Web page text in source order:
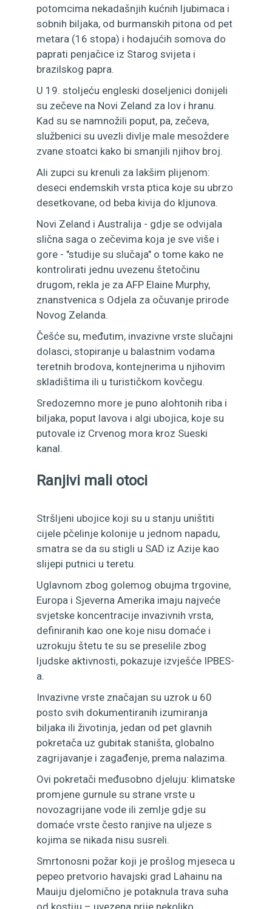
potomcima nekadašnjih kućnih ljubimaca i
sobnih biljaka, od burmanskih pitona od pet
metara (16 stopa) i hodajućih somova do
paprati penjačice iz Starog svijeta i
brazilskog papra.
U 19. stoljeću engleski doseljenici donijeli
su zečeve na Novi Zeland za lov i hranu.
Kad su se namnožili poput, pa, zečeva,
službenici su uvezli divlje male mesoždere
zvane stoatci kako bi smanjili njihov broj.
Ali zupci su krenuli za lakšim plijenom:
deseci endemskih vrsta ptica koje su ubrzo
desetkovane, od beba kivija do kljunova.
Novi Zeland i Australija - gdje se odvijala
slična saga o zečevima koja je sve više i
gore - "studije su slučaja" o tome kako ne
kontrolirati jednu uvezenu štetočinu
drugom, rekla je za AFP Elaine Murphy,
znanstvenica s Odjela za očuvanje prirode
Novog Zelanda.
Češće su, međutim, invazivne vrste slučajni
dolasci, stopiranje u balastnim vodama
teretnih brodova, kontejnerima u njihovim
skladištima ili u turističkom kovčegu.
Sredozemno more je puno alohtonih riba i
biljaka, poput lavova i algi ubojica, koje su
putovale iz Crvenog mora kroz Sueski
kanal.
Ranjivi mali otoci
Stršljeni ubojice koji su u stanju uništiti
cijele pčelinje kolonije u jednom napadu,
smatra se da su stigli u SAD iz Azije kao
slijepi putnici u teretu.
Uglavnom zbog golemog obujma trgovine,
Europa i Sjeverna Amerika imaju najveće
svjetske koncentracije invazivnih vrsta,
definiranih kao one koje nisu domaće i
uzrokuju štetu te su se preselile zbog
ljudske aktivnosti, pokazuje izvješće IPBES-
a.
Invazivne vrste značajan su uzrok u 60
posto svih dokumentiranih izumiranja
biljaka ili životinja, jedan od pet glavnih
pokretača uz gubitak staništa, globalno
zagrijavanje i zagađenje, prema nalazima.
Ovi pokretači međusobno djeluju: klimatske
promjene gurnule su strane vrste u
novozagrijane vode ili zemlje gdje su
domaće vrste često ranjive na uljeze s
kojima se nikada nisu susreli.
Smrtonosni požar koji je prošlog mjeseca u
pepeo pretvorio havajski grad Lahainu na
Mauiju djelomično je potaknula trava suha
od kostiju – uvezena prije nekoliko